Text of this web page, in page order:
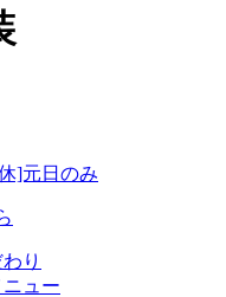
]元日のみ
り
ュー